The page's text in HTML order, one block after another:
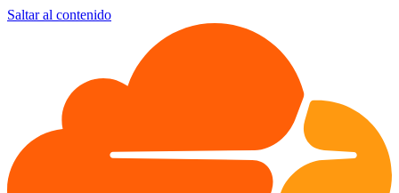
Saltar al contenido